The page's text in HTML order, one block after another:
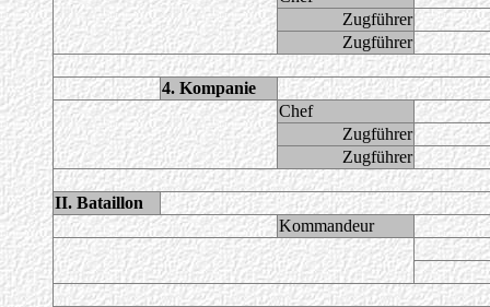
Zugführer
Zugführer
4. Kompanie
Chef
Zugführer
Zugführer
II. Bataillon
Kommandeur